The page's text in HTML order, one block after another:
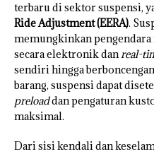
terbaru di sektor suspensi,
Ride Adjustment (EERA).
memungkinkan
secara elektronik danreal-
sendiri hingga
barang, suspensi dapat
preloaddan pengaturan
maksimal.
Dari sisi kendali dan